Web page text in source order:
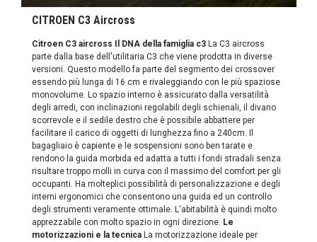
CITROEN C3 Aircross
Citroen C3 aircross Il DNA della famiglia c3 La C3 aircross
parte dalla base dell'utilitaria C3 che viene prodotta in diverse
versioni. Questo modello fa parte del segmento dei crossover
essendo più lunga di 16 cm e rivaleggiando con le più spaziose
monovolume. Lo spazio interno è assicurato dalla versatilità
degli arredi, con inclinazioni regolabili degli schienali, il divano
scorrevole e il sedile destro che è possibile abbattere per
facilitare il carico di oggetti di lunghezza fino a 240cm. Il
bagagliaio è capiente e le sospensioni sono ben tarate e
rendono la guida morbida ed adatta a tutti i fondi stradali senza
risultare troppo molli in curva con il massimo del comfort per gli
occupanti. Ha molteplici possibilità di personalizzazione e degli
interni ergonomici che consentono una guida ed un controllo
degli strumenti veramente ottimale. L'abitabilità è quindi molto
apprezzabile con molto spazio in ogni direzione. Le
motorizzazioni e la tecnica La motorizzazione ideale per